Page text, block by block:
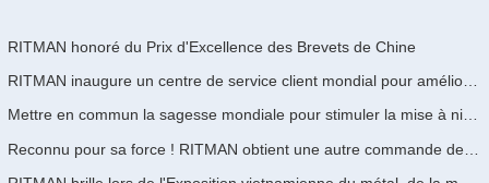
RITMAN honoré du Prix d'Excellence des Brevets de Chine
Mettre en commun la sagesse mondiale pour stimuler la mise à niveau industrielle | La première formation internationale de GalvInfo Chine sur la technologie de galvanisation continue haut de gamme se conclut avec succès